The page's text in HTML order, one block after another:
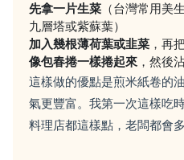
先拿一片生菜 （台灣常用美
九層塔或紫蘇葉）
加入幾根薄荷葉或韭菜 ，再
像包春捲一樣捲起來 ，然後
這樣做的優點是煎米紙卷的
氣更豐富。我第一次這樣吃
料理店都這樣點，老闆都會多